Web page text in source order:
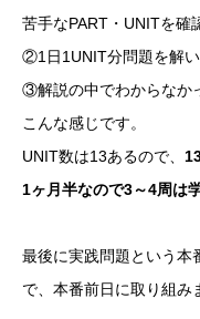
苦手なPART・UNITを確
②1日1UNIT分問題を解
③解説の中でわからなか
こんな感じです。
UNIT数は13あるので、
1ヶ月半なので3～4周は
最後に実践問題という本
で、本番前日に取り組み